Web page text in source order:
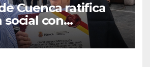
Cuenca ratifica
social con
e instituciones